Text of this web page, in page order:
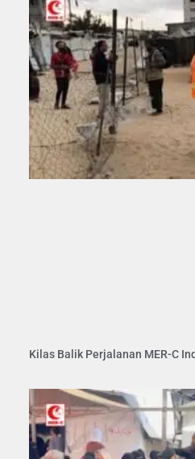
Kilas Balik Perjalanan MER-C